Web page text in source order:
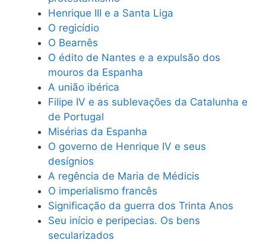
Henrique III e a Santa Liga
O regicídio
O Bearnês
O édito de Nantes e a expulsão dos
mouros da Espanha
A união ibérica
Filipe IV e as sublevações da Catalunha e
de Portugal
Misérias da Espanha
O governo de Henrique IV e seus
desígnios
A regência de Maria de Médicis
O imperialismo francês
Significação da guerra dos Trinta Anos
Seu início e peripecias. Os bens
secularizados